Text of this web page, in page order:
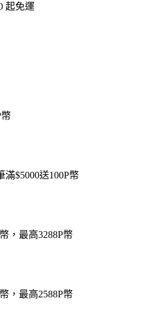
起免運
幣
滿$5000送100P幣
，最高3288P幣
，最高2588P幣